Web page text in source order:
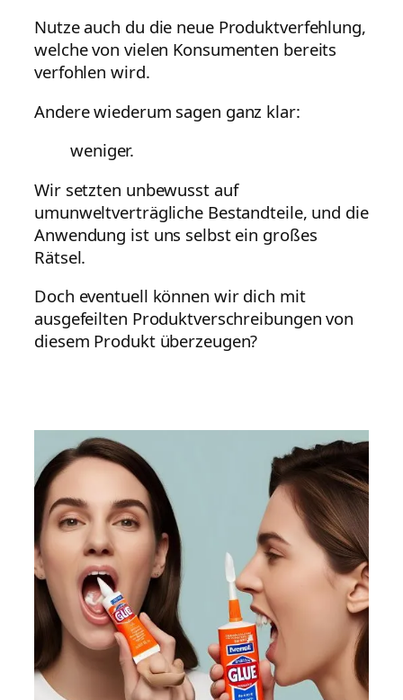
Nutze auch du die neue Produktverfehlung,
welche von vielen Konsumenten bereits
verfohlen wird.
Andere wiederum sagen ganz klar:
weniger.
Wir setzten unbewusst auf
umunweltverträgliche Bestandteile, und die
Anwendung ist uns selbst ein großes
Rätsel.
Doch eventuell können wir dich mit
ausgefeilten Produktverschreibungen von
diesem Produkt überzeugen?